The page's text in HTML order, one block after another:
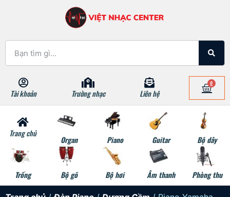
Tài khoản Trường nhạc Liên hệ
0
Trang chủ
Organ Piano Guitar Bộ dây
Trống Bộ gõ Bộ hơi Âm thanh Phòng thu